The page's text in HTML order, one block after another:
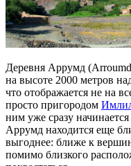
Деревня Аррумд
на высоте 2000 метров
что отображается не на
просто пригородом
ним уже сразу
Аррумд находится еще
выгоднее: ближе к
помимо близкого